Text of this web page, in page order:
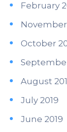
February
November
October
August
July 2019
June 2019